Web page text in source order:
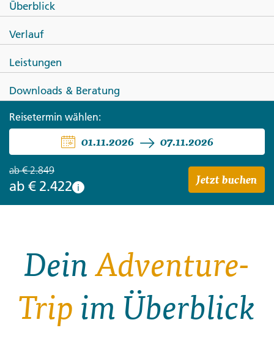
Journeys: Norditalien von
Venedig nach Florenz
Überblick
Verlauf
Leistungen
Downloads & Beratung
Reisetermin wählen:
01.11.2026 07.11.2026
ab€ 2.849
ab € 2.422 i Jetzt buchen
DeinAdventure-
Trip im Überblick